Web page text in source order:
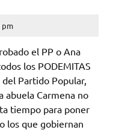
pm
el PP o Ana
los PODEMITAS
Partido Popular,
abuela Carmena no
tiempo para poner
los que gobiernan